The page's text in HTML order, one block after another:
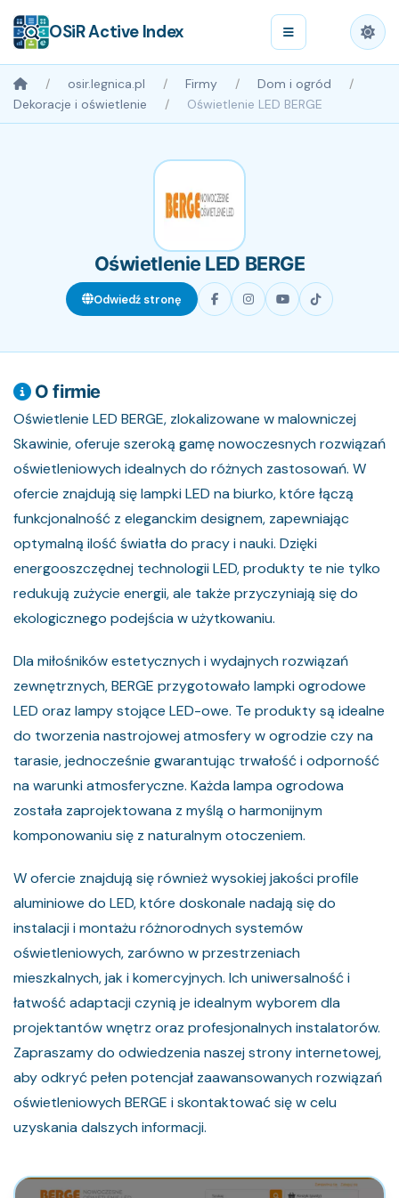
OSiR Active Index
osir.legnica.pl Firmy
Dom i ogród
Dekoracje i oświetlenie
Oświetlenie LED BERGE
Oświetlenie LED BERGE
Odwiedź stronę
O firmie
Oświetlenie LED BERGE, zlokalizowane w malowniczej
Skawinie, oferuje szeroką gamę nowoczesnych rozwiązań
oświetleniowych idealnych do różnych zastosowań. W
ofercie znajdują się lampki LED na biurko, które łączą
funkcjonalność z eleganckim designem, zapewniając
optymalną ilość światła do pracy i nauki. Dzięki
energooszczędnej technologii LED, produkty te nie tylko
redukują zużycie energii, ale także przyczyniają się do
ekologicznego podejścia w użytkowaniu.
Dla miłośników estetycznych i wydajnych rozwiązań
zewnętrznych, BERGE przygotowało lampki ogrodowe
LED oraz lampy stojące LED-owe. Te produkty są idealne
do tworzenia nastrojowej atmosfery w ogrodzie czy na
tarasie, jednocześnie gwarantując trwałość i odporność
na warunki atmosferyczne. Każda lampa ogrodowa
została zaprojektowana z myślą o harmonijnym
komponowaniu się z naturalnym otoczeniem.
W ofercie znajdują się również wysokiej jakości profile
aluminiowe do LED, które doskonale nadają się do
instalacji i montażu różnorodnych systemów
oświetleniowych, zarówno w przestrzeniach
mieszkalnych, jak i komercyjnych. Ich uniwersalność i
łatwość adaptacji czynią je idealnym wyborem dla
projektantów wnętrz oraz profesjonalnych instalatorów.
Zapraszamy do odwiedzenia naszej strony internetowej,
aby odkryć pełen potencjał zaawansowanych rozwiązań
oświetleniowych BERGE i skontaktować się w celu
uzyskania dalszych informacji.